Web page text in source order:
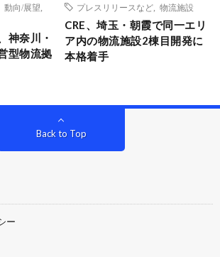
動向/展望
神奈川・
型物流拠
プレスリリースなど
物流施設
CRE、埼玉・朝霞で同一エリ
ア内の物流施設2棟目開発に
本格着手
Back to Top
ー